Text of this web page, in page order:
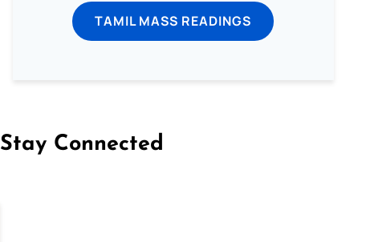
TAMIL MASS READINGS
Stay Connected